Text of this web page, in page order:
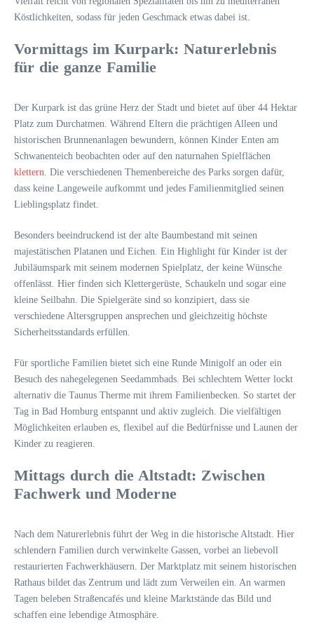
Köstlichkeiten, sodass für jeden Geschmack etwas dabei ist.
Vormittags im Kurpark: Naturerlebnis
für die ganze Familie
Der Kurpark ist das grüne Herz der Stadt und bietet auf über 44 Hektar
Platz zum Durchatmen. Während Eltern die prächtigen Alleen und
historischen Brunnenanlagen bewundern, können Kinder Enten am
Schwanenteich beobachten oder auf den naturnahen Spielflächen
klettern . Die verschiedenen Themenbereiche des Parks sorgen dafür,
dass keine Langeweile aufkommt und jedes Familienmitglied seinen
Lieblingsplatz findet.
Besonders beeindruckend ist der alte Baumbestand mit seinen
majestätischen Platanen und Eichen. Ein Highlight für Kinder ist der
Jubiläumspark mit seinem modernen Spielplatz, der keine Wünsche
offenlässt. Hier finden sich Klettergerüste, Schaukeln und sogar eine
kleine Seilbahn. Die Spielgeräte sind so konzipiert, dass sie
verschiedene Altersgruppen ansprechen und gleichzeitig höchste
Sicherheitsstandards erfüllen.
Für sportliche Familien bietet sich eine Runde Minigolf an oder ein
Besuch des nahegelegenen Seedammbads. Bei schlechtem Wetter lockt
alternativ die Taunus Therme mit ihrem Familienbecken. So startet der
Tag in Bad Homburg entspannt und aktiv zugleich. Die vielfältigen
Möglichkeiten erlauben es, flexibel auf die Bedürfnisse und Launen der
Kinder zu reagieren.
Mittags durch die Altstadt: Zwischen
Fachwerk und Moderne
Nach dem Naturerlebnis führt der Weg in die historische Altstadt. Hier
schlendern Familien durch verwinkelte Gassen, vorbei an liebevoll
restaurierten Fachwerkhäusern. Der Marktplatz mit seinem historischen
Rathaus bildet das Zentrum und lädt zum Verweilen ein. An warmen
Tagen beleben Straßencafés und kleine Marktstände das Bild und
schaffen eine lebendige Atmosphäre.